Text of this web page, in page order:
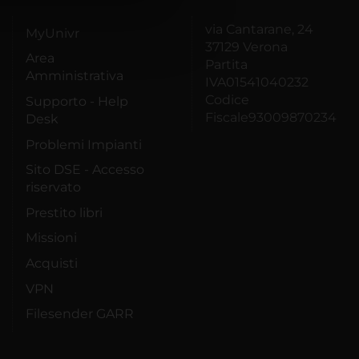
MyUnivr
Area
Amministrativa
Supporto - Help
Desk
Problemi Impianti
Sito DSE - Accesso
riservato
Prestito libri
Missioni
Acquisti
VPN
Filesender GARR
via Cantarane, 24
37129 Verona
Partita
IVA01541040232
Codice
Fiscale93009870234